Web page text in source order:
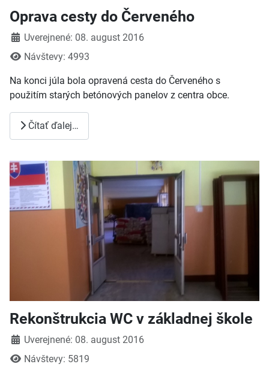
Oprava cesty do Červeného
DetailyUverejnené: 08. august 2016
Návštevy: 4993
Na konci júla bola opravená cesta do Červeného s
použitím starých betónových panelov z centra obce.
Čítať ďalej…
Rekonštrukcia WC v základnej škole
DetailyUverejnené: 08. august 2016
Návštevy: 5819